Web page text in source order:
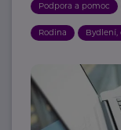
Podpora a pomoc
Rodina Bydlení,